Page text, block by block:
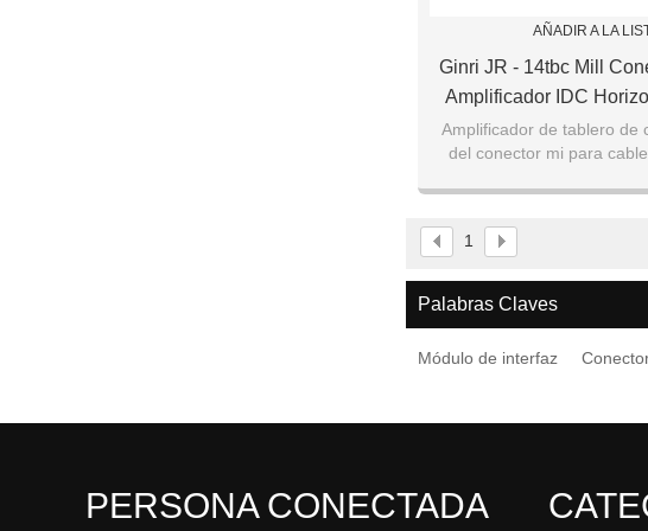
AÑADIR A LA
Ginri JR - 14tbc Mill
Amplificador IDC
Interface
Amplificador de tablero de
del conector mi para
1
Palabras Claves
Módulo de interfaz
PERSONA CONECTADA